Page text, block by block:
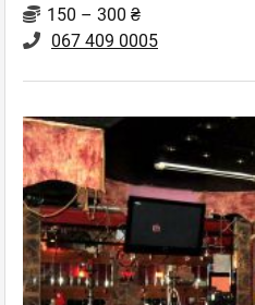
150 – 300 ₴
067 409 0005